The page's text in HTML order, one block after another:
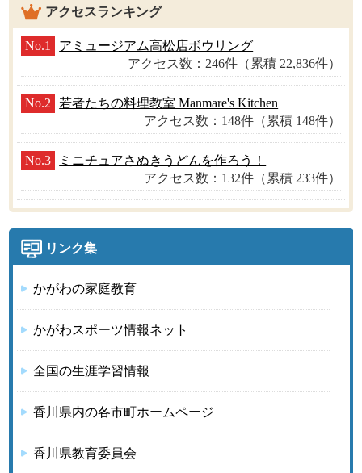
アクセスランキング
No.1
アミュージアム高松店ボウリング
アクセス数：246件（累積 22,836件）
No.2
若者たちの料理教室 Manmare's Kitchen
アクセス数：148件（累積 148件）
No.3
ミニチュアさぬきうどんを作ろう！
アクセス数：132件（累積 233件）
リンク集
かがわの家庭教育
かがわスポーツ情報ネット
全国の生涯学習情報
香川県内の各市町ホームページ
香川県教育委員会